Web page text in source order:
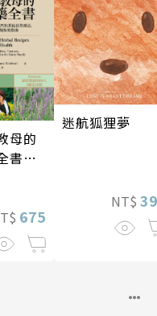
母的
書
675
迷航狐狸夢
NT$